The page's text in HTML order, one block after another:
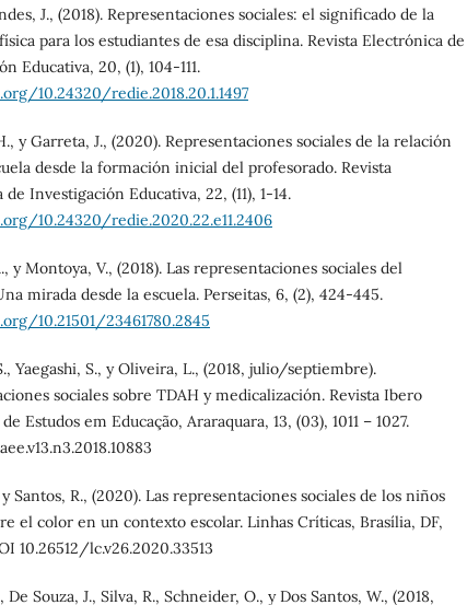
J., (2018). Representaciones sociales: el significado de la
para los estudiantes de esa disciplina. Revista Electrónica de
Educativa, 20, (1), 104-111.
10.24320/redie.2018.20.1.1497
y Garreta, J., (2020). Representaciones sociales de la relación
desde la formación inicial del profesorado. Revista
Investigación Educativa, 22, (11), 1-14.
10.24320/redie.2020.22.e11.2406
y Montoya, V., (2018). Las representaciones sociales del
mirada desde la escuela. Perseitas, 6, (2), 424-445.
10.21501/23461780.2845
Yaegashi, S., y Oliveira, L., (2018, julio/septiembre).
sociales sobre TDAH y medicalización. Revista Ibero
Estudos em Educação, Araraquara, 13, (03), 1011 – 1027.
Santos, R., (2020). Las representaciones sociales de los niños
el color en un contexto escolar. Linhas Críticas, Brasília, DF,
10.26512/lc.v26.2020.33513
De Souza, J., Silva, R., Schneider, O., y Dos Santos, W., (2018,